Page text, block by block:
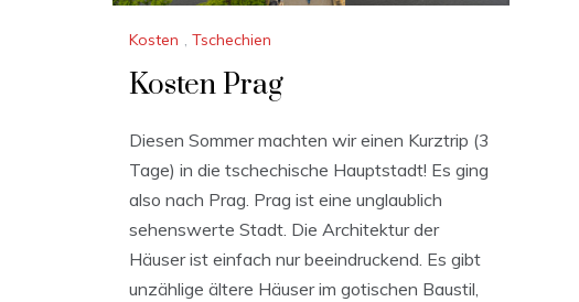
Kosten , Tschechien
Kosten Prag
Diesen Sommer machten wir einen Kurztrip (3
Tage) in die tschechische Hauptstadt! Es ging
also nach Prag. Prag ist eine unglaublich
sehenswerte Stadt. Die Architektur der
Häuser ist einfach nur beeindruckend. Es gibt
unzählige ältere Häuser im gotischen Baustil,